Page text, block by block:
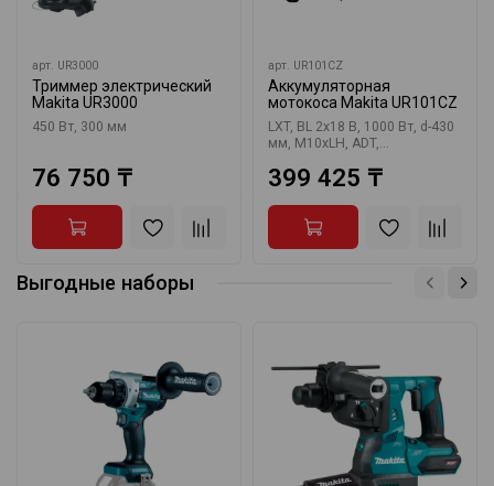
арт. UR3000
Триммер электрический
Makita UR3000
450 Вт, 300 мм
76 750 ₸
арт. UR101CZ
Аккумуляторная
мотокоса Makita UR101CZ
LXT, BL 2х18 В, 1000 Вт, d-430
мм, М10xLH, ADT,...
399 425 ₸
Выгодные наборы